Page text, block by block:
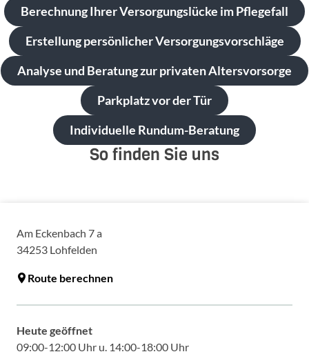
Berechnung Ihrer Versorgungslücke im Pflegefall
Erstellung persönlicher Versorgungsvorschläge
Analyse und Beratung zur privaten Altersvorsorge
Parkplatz vor der Tür
Individuelle Rundum-Beratung
So finden Sie uns
Am Eckenbach 7 a
34253 Lohfelden
Route berechnen
Heute geöffnet
09:00-12:00 Uhr u. 14:00-18:00 Uhr